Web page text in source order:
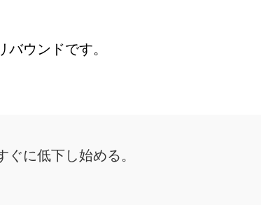
ウンドです。
に低下し始める。